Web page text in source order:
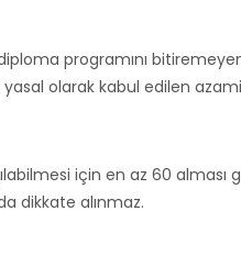
programını
olarak kabul edilen
için en az 60 alması
dikkate alınmaz.